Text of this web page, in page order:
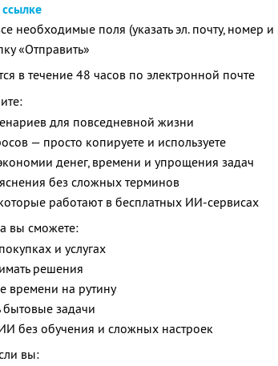
ссылке
необходимые поля (указать эл. почту, номер
«Отправить»
в течение 48 часов по электронной почте
для повседневной жизни
— просто копируете и используете
денег, времени и упрощения задач
без сложных терминов
работают в бесплатных ИИ-сервисах
вы сможете:
и услугах
решения
времени на рутину
задачи
без обучения и сложных настроек
вы: